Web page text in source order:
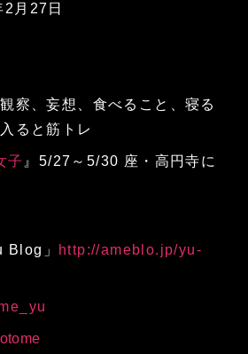
月27日
察、妄想、食べること、寝る
ると筋トレ
子 』5/27～5/30 座・高円寺に
Blog」
http://ameblo.jp/yu-